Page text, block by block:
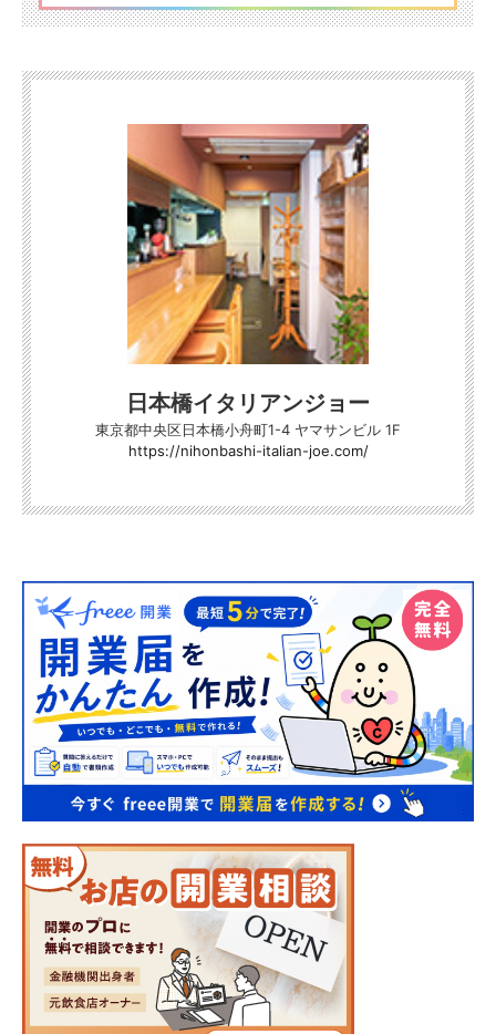
日本橋イタリアンジョー
東京都中央区日本橋小舟町1-4 ヤマサンビル 1F
https://nihonbashi-italian-joe.com/